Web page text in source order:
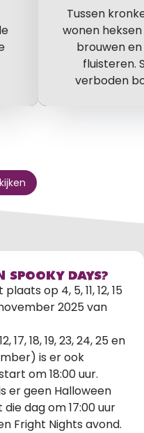
Tussen
wonen
brouwen
fluisteren.
verboden
SPOOKY DAYS?
op 4, 5, 11, 12, 15
2025 van
17, 18, 19, 23, 24, 25 en
is er ook
om 18:00 uur.
er geen Halloween
dag om 17:00 uur
Fright Nights avond.